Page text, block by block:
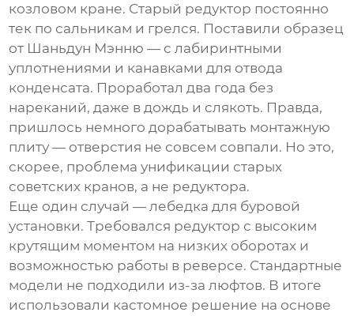
козловом кране. Старый редуктор постоянно
тек по сальникам и грелся. Поставили образец
от Шаньдун Мэнню — с лабиринтными
уплотнениями и канавками для отвода
конденсата. Проработал два года без
нареканий, даже в дождь и слякоть. Правда,
пришлось немного дорабатывать монтажную
плиту — отверстия не совсем совпали. Но это,
скорее, проблема унификации старых
советских кранов, а не редуктора.
Еще один случай — лебедка для буровой
установки. Требовался редуктор с высоким
крутящим моментом на низких оборотах и
возможностью работы в реверсе. Стандартные
модели не подходили из-за люфтов. В итоге
использовали кастомное решение на основе